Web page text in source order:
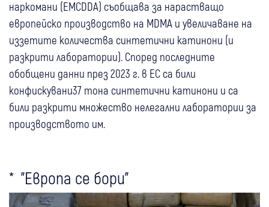
наркомани (EMCDDA) съобщава за нарастващо
европейско производство на MDMA и увеличаване на
иззетите количества синтетични катинони (и
разкрити лаборатории). Според последните
обобщени данни през 2023 г. в ЕС са били
конфискувани37 тона синтетични катинони и са
били разкрити множество нелегални лаборатории за
производството им.
* "Европа се бори"